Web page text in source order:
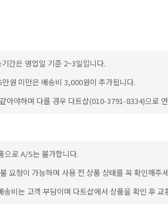
간은 영업일 기준 2~3일입니다.
원 미만은 배송비 3,000원이 추가됩니다.
아야하며 다를 경우 다트샵(010-3791-8334)으로
으로 A/S는 불가합니다.
요청이 가능하며 사용 전 상품 상태를 꼭 확인해주
비는 고객 부담이며 다트샵에서 상품을 확인 후